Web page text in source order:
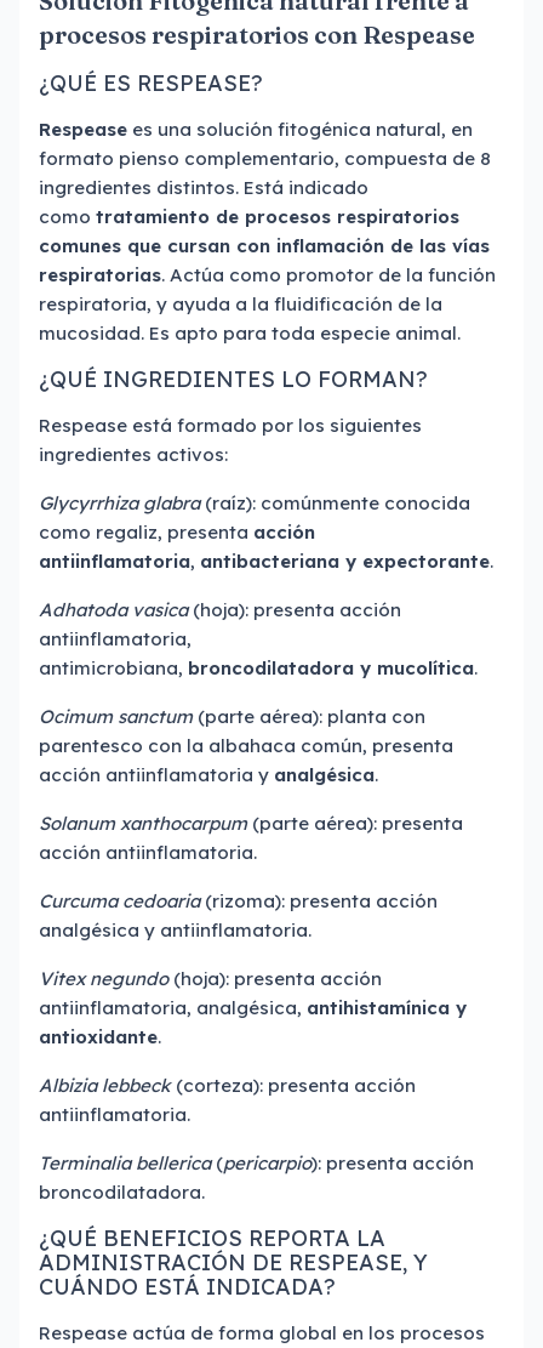
procesos respiratorios con Respease
¿QUÉ ES RESPEASE?
Respease es una solución fitogénica natural, en
formato pienso complementario, compuesta de 8
ingredientes distintos. Está indicado
como tratamiento de procesos respiratorios
comunes que cursan con inflamación de las vías
respiratorias. Actúa como promotor de la función
respiratoria, y ayuda a la fluidificación de la
mucosidad. Es apto para toda especie animal.
¿QUÉ INGREDIENTES LO FORMAN?
Respease está formado por los siguientes
ingredientes activos:
Glycyrrhiza glabra(raíz): comúnmente conocida
como regaliz, presenta acción
antiinflamatoria, antibacteriana y expectorante.
Adhatoda vasica(hoja): presenta acción
antiinflamatoria,
antimicrobiana, broncodilatadora y mucolítica.
Ocimum sanctum(parte aérea): planta con
parentesco con la albahaca común, presenta
acción antiinflamatoria y analgésica.
Solanum xanthocarpum(parte aérea): presenta
acción antiinflamatoria.
Curcuma cedoaria(rizoma): presenta acción
analgésica y antiinflamatoria.
Vitex negundo(hoja): presenta acción
antiinflamatoria, analgésica, antihistamínica y
antioxidante.
Albizia lebbeck(corteza): presenta acción
antiinflamatoria.
Terminalia bellerica(pericarpio): presenta acción
broncodilatadora.
¿QUÉ BENEFICIOS REPORTA LA
ADMINISTRACIÓN DE RESPEASE, Y
CUÁNDO ESTÁ INDICADA?
Respease actúa de forma global en los procesos